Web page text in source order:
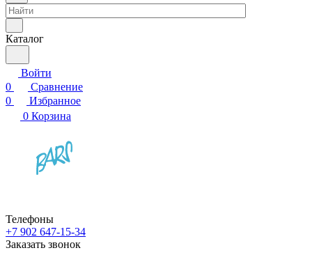
Каталог
Войти
0
Сравнение
0
Избранное
0 Корзина
Телефоны
+7 902 647-15-34
Заказать звонок